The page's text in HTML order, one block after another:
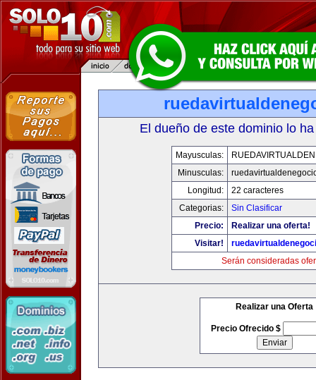
El dueño de este dominio lo
Mayusculas:
Minusculas:
Longitud:
22 caracteres
Categorias:
Sin Clasificar
Precio:
Realizar una oferta!
Visitar!
Serán consideradas
Realizar una Oferta
Precio Ofrecido $